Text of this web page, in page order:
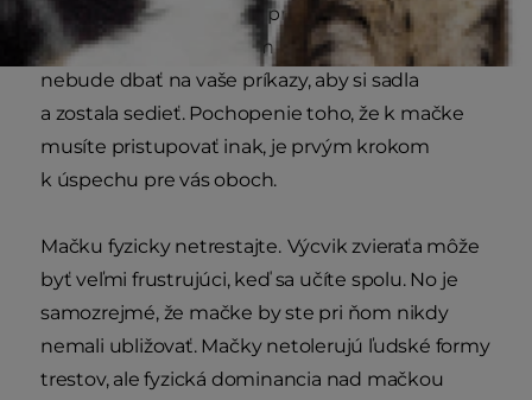
zapojiť do tréningového procesu tým, že bude
venovať pozornosť vašim príkazom, vaša mačka
nebude dbať na vaše príkazy, aby si sadla
a zostala sedieť. Pochopenie toho, že k mačke
musíte pristupovať inak, je prvým krokom
k úspechu pre vás oboch.
Mačku fyzicky netrestajte. Výcvik zvieraťa môže
byť veľmi frustrujúci, keď sa učíte spolu. No je
samozrejmé, že mačke by ste pri ňom nikdy
nemali ubližovať. Mačky netolerujú ľudské formy
trestov, ale fyzická dominancia nad mačkou